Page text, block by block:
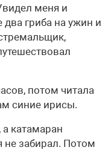
меня и
гриба на ужин и
потом читала
синие ирисы.
катамаран
не забирал. Потом